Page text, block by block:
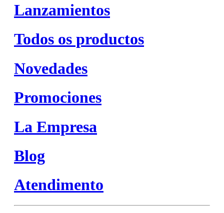
Lanzamientos
Todos os productos
Novedades
Promociones
La Empresa
Blog
Atendimento